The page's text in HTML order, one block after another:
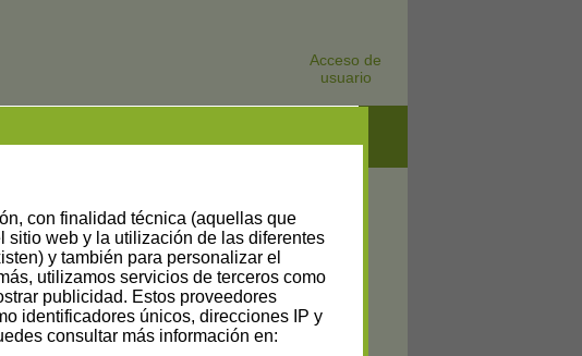
Acceso de
usuario
con finalidad técnica (aquellas que
sitio web y la utilización de las diferentes
y también para personalizar el
utilizamos servicios de terceros como
publicidad. Estos proveedores
identificadores únicos, direcciones IP y
consultar más información en: